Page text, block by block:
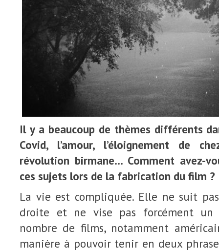
Il y a beaucoup de thèmes différents
Covid, l’amour, l’éloignement de
révolution birmane… Comment avez-
ces sujets lors de la fabrication du film
La vie est compliquée. Elle ne suit
droite et ne vise pas forcément un
nombre de films, notamment
manière à pouvoir tenir en deux phrases